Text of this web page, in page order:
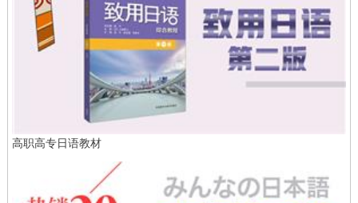
高职高专日语教材